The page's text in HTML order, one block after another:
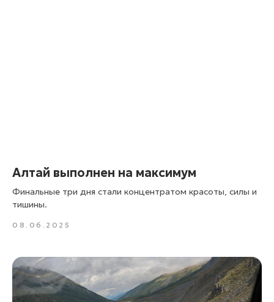
Алтай выполнен на максимум
Финальные три дня стали концентратом красоты, силы и
тишины.
08.06.2025